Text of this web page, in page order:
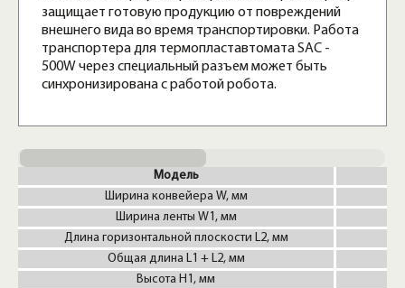
защищает готовую продукцию от повреждений
внешнего вида во время транспортировки. Работа
транспортера для термопластавтомата SAC -
500W через специальный разъем может быть
синхронизирована с работой робота.
Модель
Ширина конвейера W, мм
Ширина ленты W1, мм
Длина горизонтальной плоскости L2, мм
Общая длина L1 + L2, мм
Высота H1, мм